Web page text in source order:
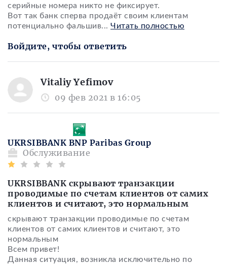
серийные номера никто не фиксирует.
Вот так банк сперва продаёт своим клиентам
потенциально фальшив... Читать полностью
Войдите, чтобы ответить
Vitaliy Yefimov
09 фев 2021 в 16:05
Обслуживание
UKRSIBBANK BNP Paribas Group
UKRSIBBANK скрывают транзакции
проводимые по счетам клиентов от самих
клиентов и считают, это нормальным
скрывают транзакции проводимые по счетам
клиентов от самих клиентов и считают, это
нормальным
Всем привет!
Данная ситуация, возникла исключительно по